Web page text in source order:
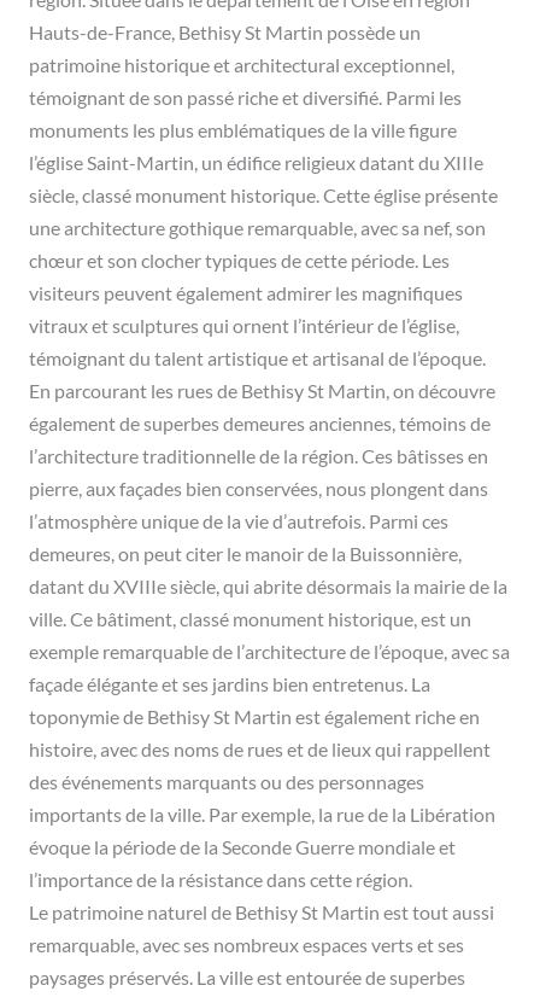
Hauts-de-France, Bethisy St Martin possède un
patrimoine historique et architectural exceptionnel,
témoignant de son passé riche et diversifié. Parmi les
monuments les plus emblématiques de la ville figure
l’église Saint-Martin, un édifice religieux datant du XIIIe
siècle, classé monument historique. Cette église présente
une architecture gothique remarquable, avec sa nef, son
chœur et son clocher typiques de cette période. Les
visiteurs peuvent également admirer les magnifiques
vitraux et sculptures qui ornent l’intérieur de l’église,
témoignant du talent artistique et artisanal de l’époque.
En parcourant les rues de Bethisy St Martin, on découvre
également de superbes demeures anciennes, témoins de
l’architecture traditionnelle de la région. Ces bâtisses en
pierre, aux façades bien conservées, nous plongent dans
l’atmosphère unique de la vie d’autrefois. Parmi ces
demeures, on peut citer le manoir de la Buissonnière,
datant du XVIIIe siècle, qui abrite désormais la mairie de la
ville. Ce bâtiment, classé monument historique, est un
exemple remarquable de l’architecture de l’époque, avec sa
façade élégante et ses jardins bien entretenus. La
toponymie de Bethisy St Martin est également riche en
histoire, avec des noms de rues et de lieux qui rappellent
des événements marquants ou des personnages
importants de la ville. Par exemple, la rue de la Libération
évoque la période de la Seconde Guerre mondiale et
l’importance de la résistance dans cette région.
Le patrimoine naturel de Bethisy St Martin est tout aussi
remarquable, avec ses nombreux espaces verts et ses
paysages préservés. La ville est entourée de superbes